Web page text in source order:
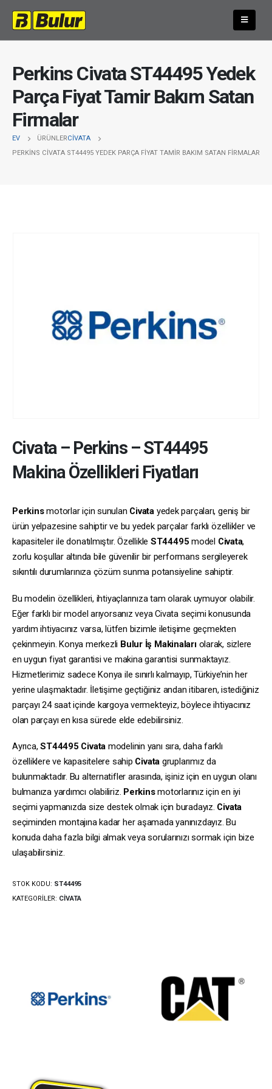
Perkins Civata ST44495 Yedek
Parça Fiyat Tamir Bakım Satan
Firmalar
EV ÜRÜNLERCIVATA
PERKINS CIVATA ST44495 YEDEK PARÇA FIYAT TAMIR BAKIM SATAN FIRMALAR
Civata– Perkins–ST44495
Makina Özellikleri Fiyatları
Perkinsmotorlar için sunulan Civata yedek parçaları, geniş bir
ürün yelpazesine sahiptir ve bu yedek parçalar farklı özellikler ve
kapasiteler ile donatılmıştır. Özellikle ST44495 model Civata,
zorlu koşullar altında bile güvenilir bir performans sergileyerek
sıkıntılı durumlarınıza çözüm sunma potansiyeline sahiptir.
Bu modelin özellikleri, ihtiyaçlarınıza tam olarak uymuyor olabilir.
Eğer farklı bir model arıyorsanız veya Civata seçimi konusunda
yardım ihtiyacınız varsa, lütfen bizimle iletişime geçmekten
çekinmeyin. Konya merkezli Bulur İş Makinalarıolarak, sizlere
en uygun fiyat garantisi ve makina garantisi sunmaktayız.
Hizmetlerimiz sadece Konya ile sınırlı kalmayıp, Türkiye’nin her
yerine ulaşmaktadır. İletişime geçtiğiniz andan itibaren, istediğiniz
parçayı 24 saat içinde kargoya vermekteyiz, böylece ihtiyacınız
olan parçayı en kısa sürede elde edebilirsiniz.
Ayrıca,ST44495 Civata modelinin yanı sıra, daha farklı
özelliklere ve kapasitelere sahip Civata gruplarımız da
bulunmaktadır. Bu alternatifler arasında, işiniz için en uygun olanı
bulmanıza yardımcı olabiliriz. Perkinsmotorlarınız için en iyi
seçimi yapmanızda size destek olmak için buradayız. Civata
seçiminden montajına kadar her aşamada yanınızdayız. Bu
konuda daha fazla bilgi almak veya sorularınızı sormak için bize
ulaşabilirsiniz.
STOK KODU: ST44495
KATEGORILER: CIVATA